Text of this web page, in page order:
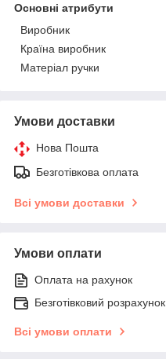
Основні атрибути
Виробник
Країна виробник
Матеріал ручки
Умови доставки
Нова Пошта
Безготівкова оплата
Всі умови доставки
Умови оплати
Оплата на рахунок
Безготівковий розрахунок
Всі умови оплати